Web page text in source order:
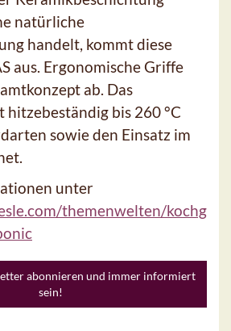
natürliche
handelt, kommt diese
aus. Ergonomische Griffe
ab. Das
hitzebeständig bis 260 °C
sowie den Einsatz im
unter
themenwelten/kochg
abonnieren und immer informiert
sein!